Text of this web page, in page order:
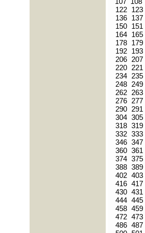
122
123
136
137
150
151
164
165
178
179
192
193
206 207
220
221
234
235
248
249
262
263
276
277
290
291
304 305
318 319
332 333
346 347
360 361
374 375
388 389
402 403
416 417
430 431
444 445
458 459
472 473
486 487